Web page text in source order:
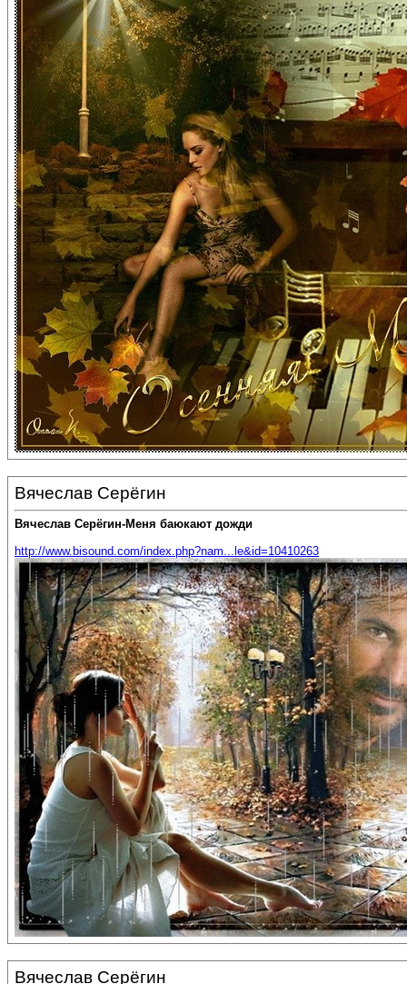
Вячеслав Серёгин
Вячеслав Серёгин-Меня баюкают дожди
http://www.bisound.com/index.php?nam...le&id=10410263
Вячеслав Серёгин